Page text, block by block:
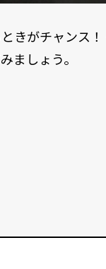
きがチャンス
ましょう。